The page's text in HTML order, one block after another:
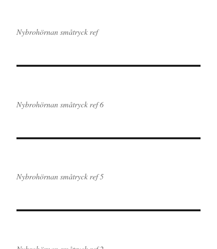
Nybrohörnan småtryck ref
Nybrohörnan småtryck ref 6
Nybrohörnan småtryck ref 5